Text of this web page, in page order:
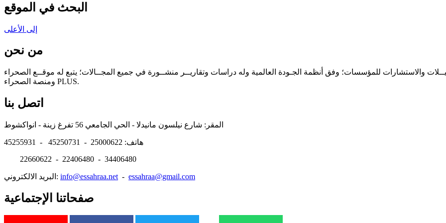
البحث في الموقع
إلى الأعلى
من نحن
والاستشارات للمؤسسات؛ وفق أنظمة الجـودة العالمية وله دراسات وتقاريــر منشــورة في جميع المجــالات؛ يتبع له موقــع الصحراء
ومنصة الصحراء PLUS.
اتصل بنا
هاتف: 25000622 - 45250731 - 45255931
22660622 - 22406480 - 34406480
البريد الالكتروني: info@essahraa.net - essahraa@gmail.com
صفحاتنا الإجتماعية